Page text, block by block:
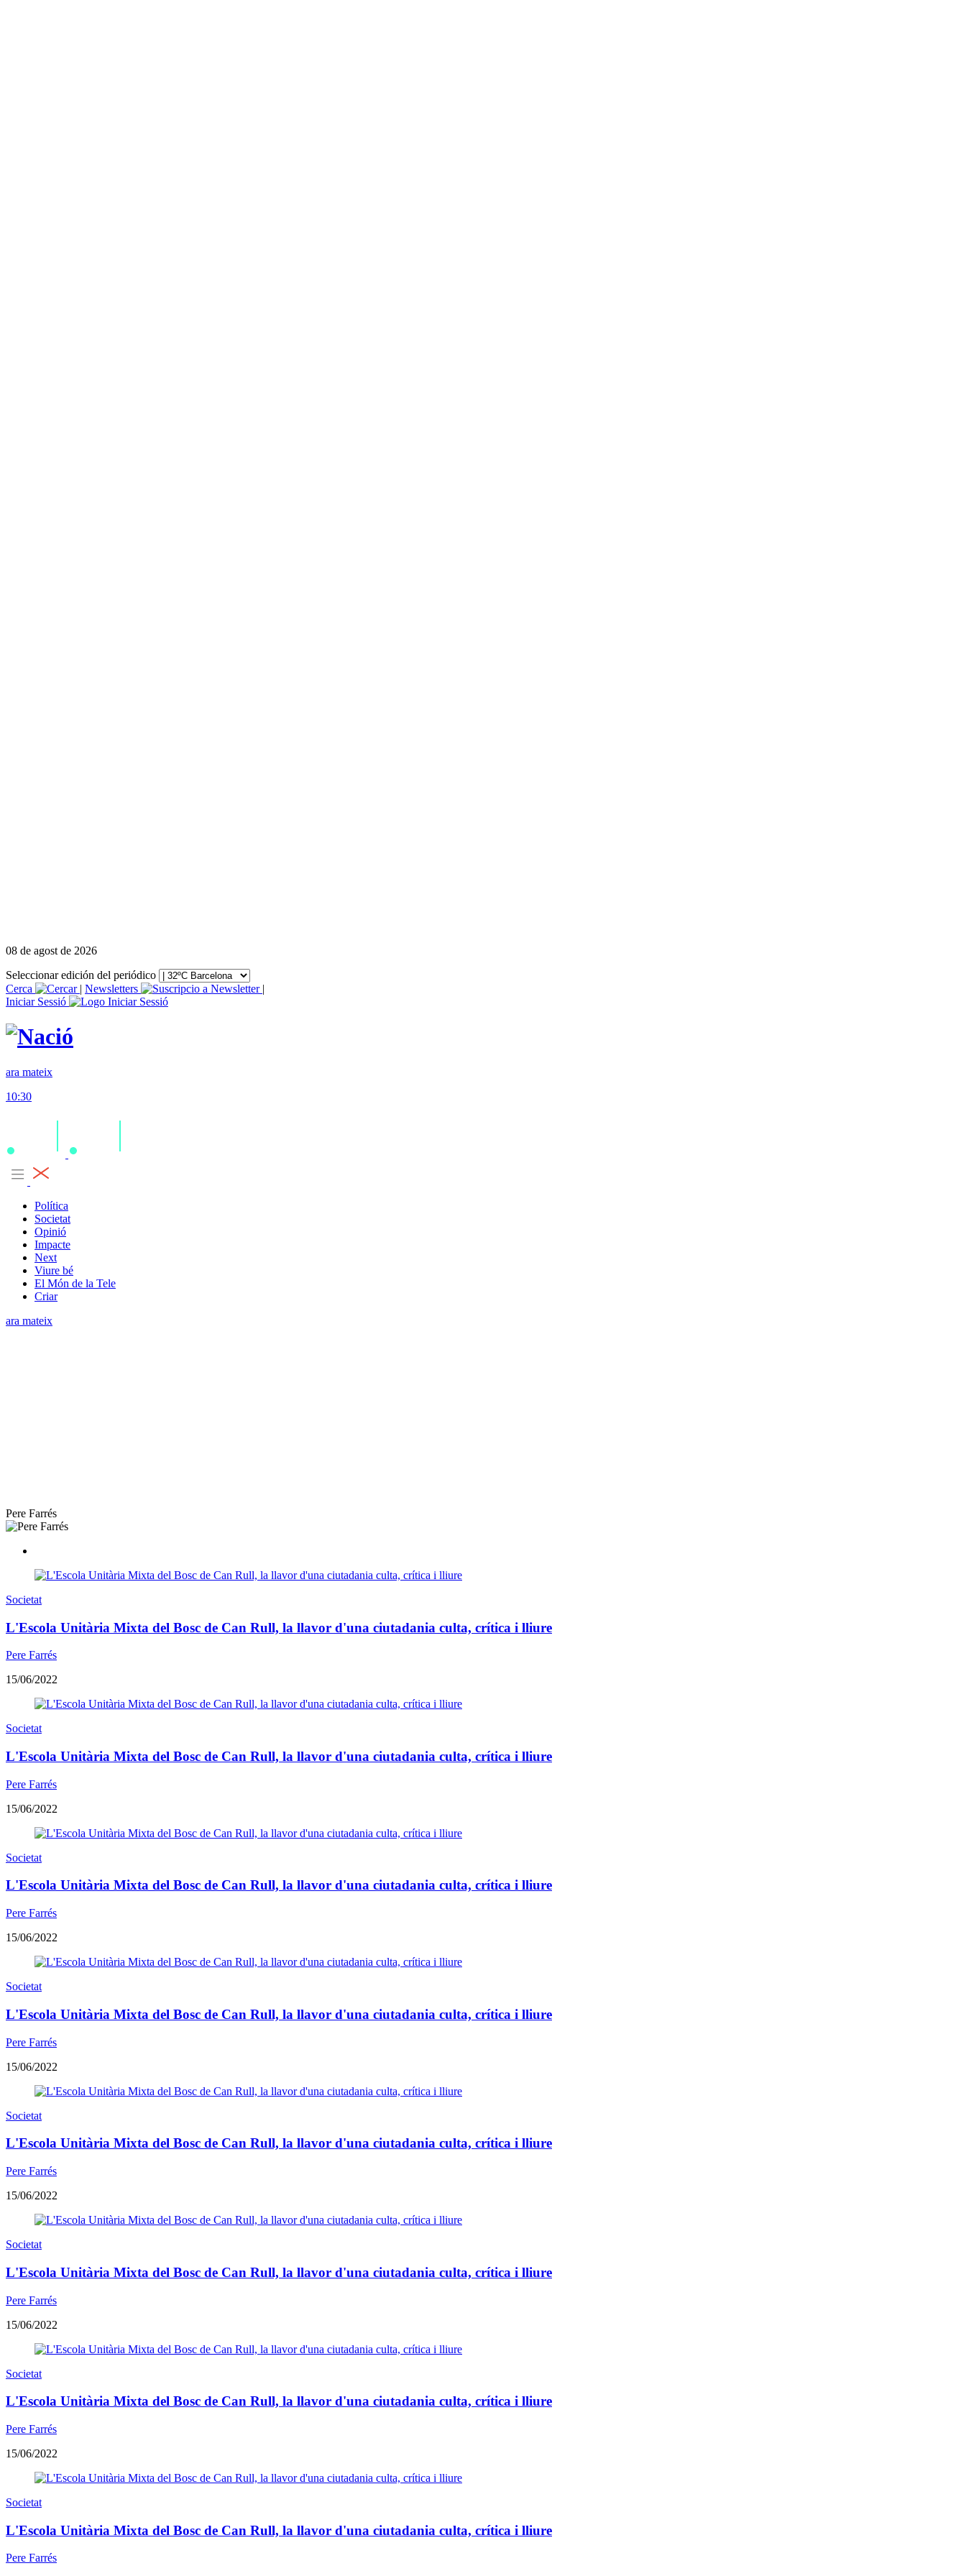
08 de agost de 2026
Seleccionar edición del periódico
Cerca
| Newsletters
|
Iniciar Sessió
ara mateix
10:30
Política
Societat
Opinió
Impacte
Next
Viure bé
El Món de la Tele
Criar
ara mateix
Pere Farrés
Societat
L'Escola Unitària Mixta del Bosc de Can Rull, la llavor d'una ciutadania culta, crítica i lliure
Pere Farrés
15/06/2022
Societat
L'Escola Unitària Mixta del Bosc de Can Rull, la llavor d'una ciutadania culta, crítica i lliure
Pere Farrés
15/06/2022
Societat
L'Escola Unitària Mixta del Bosc de Can Rull, la llavor d'una ciutadania culta, crítica i lliure
Pere Farrés
15/06/2022
Societat
L'Escola Unitària Mixta del Bosc de Can Rull, la llavor d'una ciutadania culta, crítica i lliure
Pere Farrés
15/06/2022
Societat
L'Escola Unitària Mixta del Bosc de Can Rull, la llavor d'una ciutadania culta, crítica i lliure
Pere Farrés
15/06/2022
Societat
L'Escola Unitària Mixta del Bosc de Can Rull, la llavor d'una ciutadania culta, crítica i lliure
Pere Farrés
15/06/2022
Societat
L'Escola Unitària Mixta del Bosc de Can Rull, la llavor d'una ciutadania culta, crítica i lliure
Pere Farrés
15/06/2022
Societat
L'Escola Unitària Mixta del Bosc de Can Rull, la llavor d'una ciutadania culta, crítica i lliure
Pere Farrés